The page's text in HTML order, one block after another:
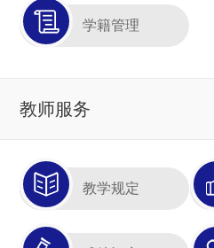
学籍管理
教师服务
教学规定